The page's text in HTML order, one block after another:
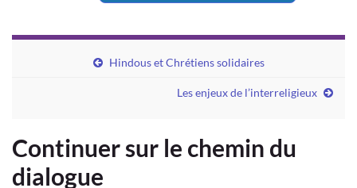
Hindous et Chrétiens solidaires
Les enjeux de l’interreligieux
Continuer sur le chemin du
dialogue